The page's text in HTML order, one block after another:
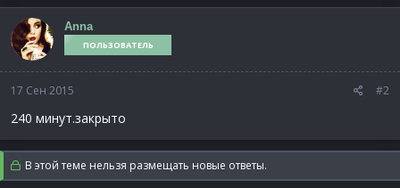
Anna
ПОЛЬЗОВАТЕЛЬ
17 Сен 2015 #2
240 минут.закрыто
В этой теме нельзя размещать новые ответы.